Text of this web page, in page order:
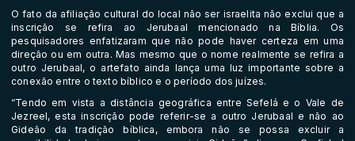
O fato da afiliação cultural do local não ser israelita não exclui que a
inscrição se refira ao Jerubaal mencionado na Bíblia. Os
pesquisadores enfatizaram que não pode haver certeza em uma
direção ou em outra. Mas mesmo que o nome realmente se refira a
outro Jerubaal, o artefato ainda lança uma luz importante sobre a
conexão entre o texto bíblico e o período dos juízes.
“Tendo em vista a distância geográfica entre Sefelá e o Vale de
Jezreel, esta inscrição pode referir-se a outro Jerubaal e não ao
Gideão da tradição bíblica, embora não se possa excluir a